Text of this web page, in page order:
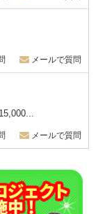
メールで質問
メールで質問